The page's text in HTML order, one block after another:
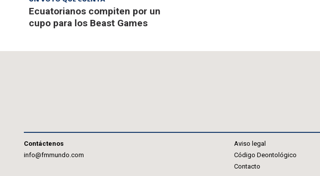
Ecuatorianos compiten por un
cupo para los Beast Games
Contáctenos
info@fmmundo.com
Aviso legal
Código Deontológico
Contacto